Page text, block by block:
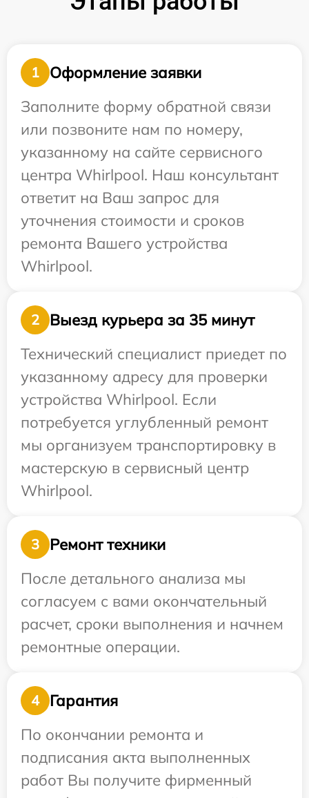
1
Оформление заявки
Заполните форму обратной связи
или позвоните нам по номеру,
указанному на сайте сервисного
центра Whirlpool. Наш консультант
ответит на Ваш запрос для
уточнения стоимости и сроков
ремонта Вашего устройства
Whirlpool.
2
Выезд курьера за 35 минут
Технический специалист приедет по
указанному адресу для проверки
устройства Whirlpool. Если
потребуется углубленный ремонт
мы организуем транспортировку в
мастерскую в сервисный центр
Whirlpool.
3
Ремонт техники
После детального анализа мы
согласуем с вами окончательный
расчет, сроки выполнения и начнем
ремонтные операции.
4
Гарантия
По окончании ремонта и
подписания акта выполненных
работ Вы получите фирменный